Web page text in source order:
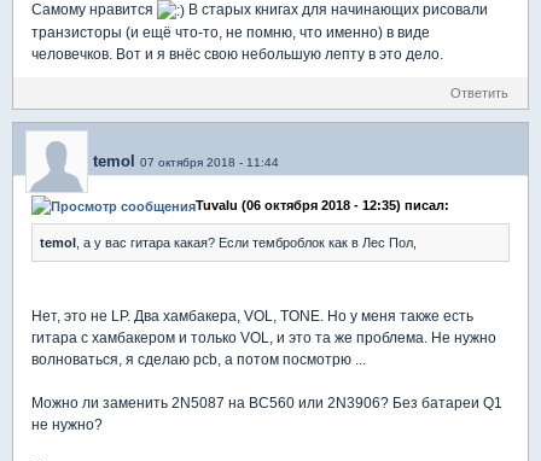
Самому нравится
В старых книгах для начинающих рисовали
транзисторы (и ещё что-то, не помню, что именно) в виде
человечков. Вот и я внёс свою небольшую лепту в это дело.
Ответить
temol 07 октября 2018 - 11:44
Tuvalu (06 октября 2018 - 12:35) писал:
temol , а у вас гитара какая? Если темброблок как в Лес Пол,
Нет, это не LP. Два хамбакера, VOL, TONE. Но у меня также есть
гитара с хамбакером и только VOL, и это та же проблема. Не нужно
волноваться, я сделаю pcb, а потом посмотрю ...
Можно ли заменить 2N5087 на BC560 или 2N3906? Без батареи Q1
не нужно?